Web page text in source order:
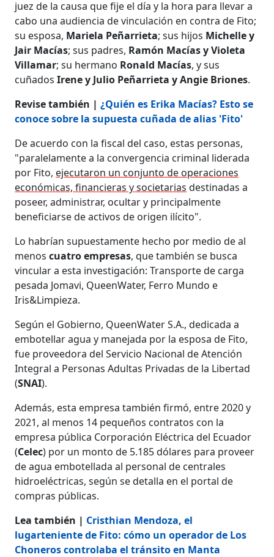
juez de la causa que fije el día y la hora para llevar a
cabo una audiencia de vinculación en contra de Fito;
su esposa, Mariela Peñarrieta; sus hijos Michelle y
Jair Macías; sus padres, Ramón Macías y Violeta
Villamar; su hermano Ronald Macías, y sus
cuñadosIrene y Julio Peñarrieta y Angie Briones.
Revise también |¿Quién es Erika Macías? Esto se
conoce sobre la supuesta cuñada de alias 'Fito'
De acuerdo con la fiscal del caso, estas personas,
"paralelamente a la convergencia criminal liderada
por Fito, ejecutaron un conjunto de operaciones
económicas, financieras y societarias destinadas a
poseer, administrar, ocultar y principalmente
beneficiarse de activos de origen ilícito".
Lo habrían supuestamente hecho por medio de al
menoscuatro empresas, que también se busca
vincular a esta investigación: Transporte de carga
pesada Jomavi, QueenWater, Ferro Mundo e
Iris&Limpieza.
Según el Gobierno, QueenWater S.A., dedicada a
embotellar agua y manejada por la esposa de Fito,
fue proveedora del Servicio Nacional de Atención
Integral a Personas Adultas Privadas de la Libertad
(SNAI).
Además, esta empresa también firmó, entre 2020 y
2021, al menos 14 pequeños contratos con la
empresa pública Corporación Eléctrica del Ecuador
(Celec) por un monto de 5.185 dólares para proveer
de agua embotellada al personal de centrales
hidroeléctricas, según se detalla en el portal de
compras públicas.
Lea también | Cristhian Mendoza, el
lugarteniente de Fito: cómo un operador de Los
Choneros controlaba el tránsito en Manta